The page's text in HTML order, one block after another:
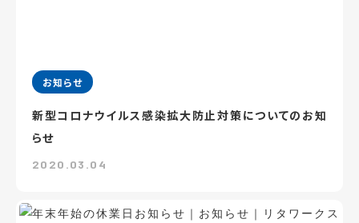
お知らせ
新型コロナウイルス感染拡大防止対策についてのお知
らせ
2020.03.04